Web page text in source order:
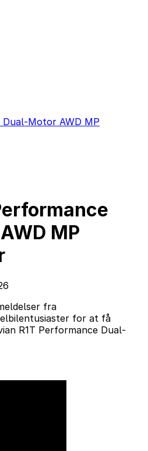
Dual-Motor AWD MP
MP
fra
for at få
R1T Performance Dual-